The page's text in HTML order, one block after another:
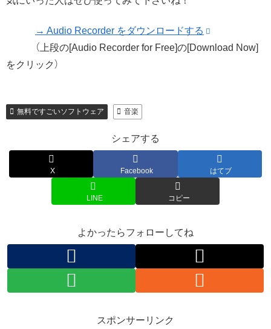
→ Audio Recorder をダウンロードする
（上段の[Audio Recorder for Free]の[Download Now]
をクリック）
無料ですごいソフトウェア 音楽
シェアする
X Facebook はてブ
LINE コピー
よかったらフォローしてね
スポンサーリンク